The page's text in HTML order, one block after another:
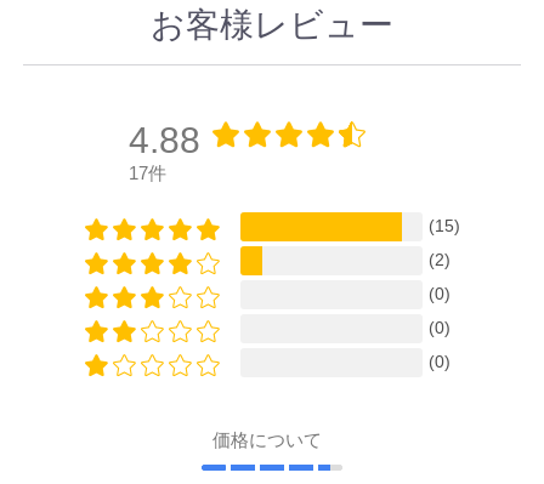
お客様レビュー
4.88
17件
(15)
(2)
(0)
(0)
(0)
価格について